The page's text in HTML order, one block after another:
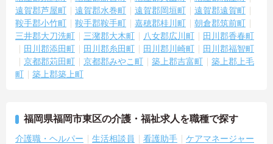
遠賀郡芦屋町
遠賀郡水巻町 遠賀郡岡垣町
遠賀郡遠賀町
鞍手郡小竹町
鞍手郡鞍手町 嘉穂郡桂川町
朝倉郡筑前町
三井郡大刀洗町
三潴郡大木町 八女郡広川町
田川郡香春町
田川郡添田町
田川郡糸田町 田川郡川崎町
田川郡福智町
京都郡苅田町
京都郡みやこ町 築上郡吉富町
築上郡上毛
町
築上郡築上町
福岡県福岡市東区の介護・福祉求人を職種で探す
介護職・ヘルパー 生活相談員 看護助手 ケアマネージャー